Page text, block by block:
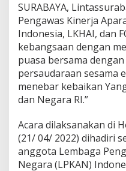
B
e
r
s
a
m
a
L
N
I
n
d
SURABAYA,
Pengawas Kinerja
Indonesia, LKHAI, dan
kebangsaan dengan
puasa bersama
persaudaraan sesama
menebar kebaikan
dan Negara RI.”
Acara dilaksanakan di
(21/ 04/ 2022) dihadiri
anggota Lembaga
Negara (LPKAN)